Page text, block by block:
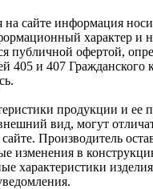
на сайте информация
характер и
публичной офертой,
405 и 407 Гражданского
продукции и ее
вид, могут
Производитель
изменения в
характеристики изделия